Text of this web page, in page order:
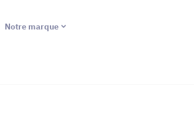
Notre marque